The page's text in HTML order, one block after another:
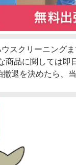
スクリーニング
商品に関しては即
退を決めたら、当